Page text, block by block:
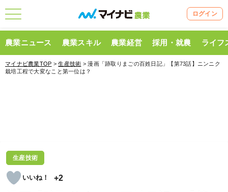
ログイン
農業ニュース 農業スキル 農業経営 採用・就農 ライフ
マイナビ農業TOP >生産技術 > 漫画「跡取りまごの百姓日記」【第73話】ニンニク
栽培工程で大変なこと第一位は？
生産技術
+2